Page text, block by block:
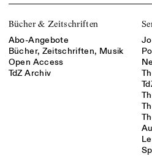
Bücher & Zeitschriften
Abo-Angebote
Bücher, Zeitschriften, Musik
Open Access
TdZ Archiv